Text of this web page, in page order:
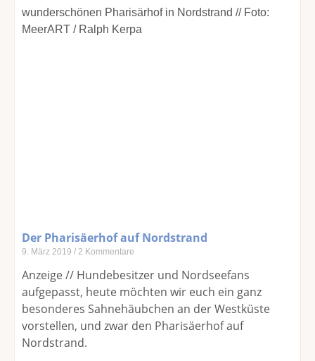
Der Pharisäerhof auf Nordstrand
9. März 2019 2 Kommentare
Anzeige // Hundebesitzer und Nordseefans
aufgepasst, heute möchten wir euch ein ganz
besonderes Sahnehäubchen an der Westküste
vorstellen, und zwar den Pharisäerhof auf
Nordstrand.